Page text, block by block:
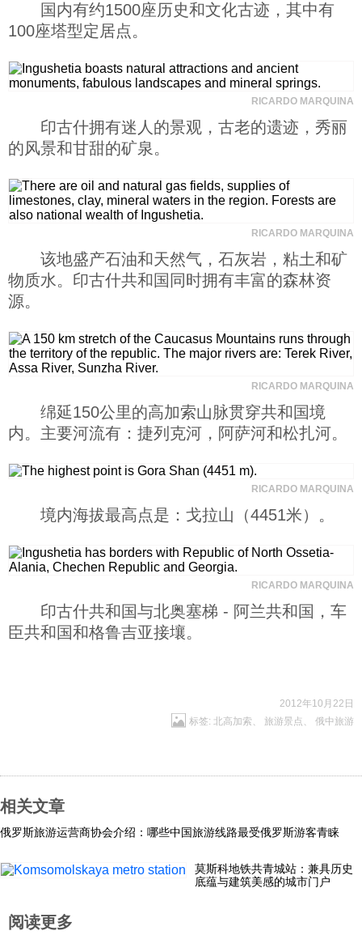
国内有约1500座历史和文化古迹，其中有
100座塔型定居点。
RICARDO MARQUINA
印古什拥有迷人的景观，古老的遗迹，秀丽
的风景和甘甜的矿泉。
RICARDO MARQUINA
该地盛产石油和天然气，石灰岩，粘土和矿
物质水。印古什共和国同时拥有丰富的森林资
源。
RICARDO MARQUINA
绵延150公里的高加索山脉贯穿共和国境
内。主要河流有：捷列克河，阿萨河和松扎河。
RICARDO MARQUINA
境内海拔最高点是：戈拉山（4451米）。
RICARDO MARQUINA
印古什共和国与北奥塞梯 - 阿兰共和国，车
臣共和国和格鲁吉亚接壤。
2012年10月22日
标签: 北高加索 、 旅游景点 、 俄中旅游
相关文章
俄罗斯旅游运营商协会介绍：哪些中国旅游线路最受俄罗斯游客青睐
莫斯科地铁共青城站：兼具历史
底蕴与建筑美感的城市门户
阅读更多